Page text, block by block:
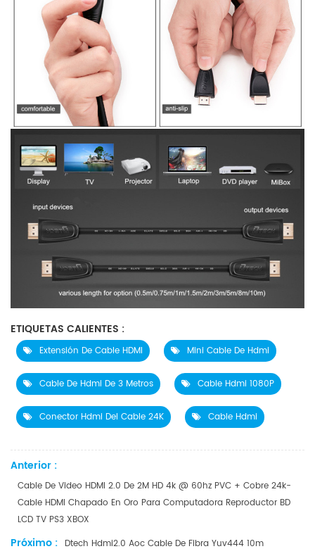
ETIQUETAS CALIENTES :
Extensión De Cable HDMI Mini Cable De Hdmi
Cable De Hdmi De 3 Metros Cable Hdmi 1080P
Conector Hdmi Del Cable 24K Cable Hdmi
Anterior :
Cable De Video HDMI 2.0 De 2M HD 4k @ 60hz PVC + Cobre 24k-
Cable HDMI Chapado En Oro Para Computadora Reproductor BD
LCD TV PS3 XBOX
Próximo : Dtech Hdmi2.0 Aoc Cable De Fibra Yuv444 10m